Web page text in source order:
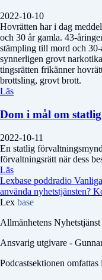
2022-10-10
Hovrätten har i dag
och 30 år gamla. 43-
stämpling till mord och
synnerligen grovt
tingsrätten frikänner
brottsling, grovt brott.
Läs
Dom i mål om
2022-10-11
En statlig
förvaltningsrätt när dess
Läs
Lexbase poddradio
använda nyhetstjänsten?
Lex base
Allmänhetens Nyhetstjänst
Ansvarig utgivare -
Podcastsektionen